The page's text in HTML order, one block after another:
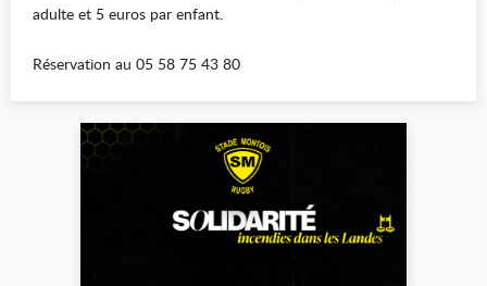
adulte et 5 euros par enfant.
Réservation au 05 58 75 43 80